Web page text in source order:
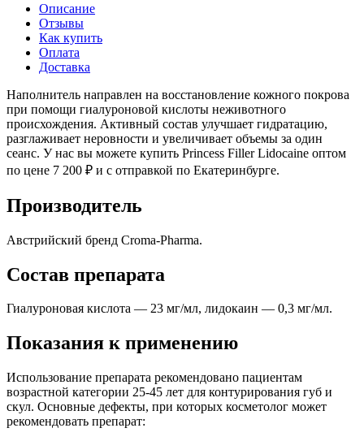
Описание
Отзывы
Как купить
Оплата
Доставка
Наполнитель направлен на восстановление кожного покрова
при помощи гиалуроновой кислоты неживотного
происхождения. Активный состав улучшает гидратацию,
разглаживает неровности и увеличивает объемы за один
сеанс. У нас вы можете купить Princess Filler Lidocaine оптом
по цене 7 200 ₽ и с отправкой по Екатеринбурге.
Производитель
Австрийский бренд Croma-Pharma.
Состав препарата
Гиалуроновая кислота — 23 мг/мл, лидокаин — 0,3 мг/мл.
Показания к применению
Использование препарата рекомендовано пациентам
возрастной категории 25-45 лет для контурирования губ и
скул. Основные дефекты, при которых косметолог может
рекомендовать препарат: